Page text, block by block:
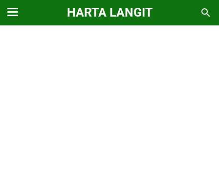
HARTA LANGIT